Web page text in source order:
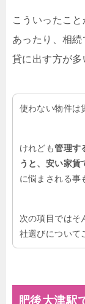
こういったこ
あったり、相
貸に出す方が多
使わない物件は
けれども管理す
うと、安い家賃
に悩まされる事
次の項目ではそ
社選びについて
肥後大津駅